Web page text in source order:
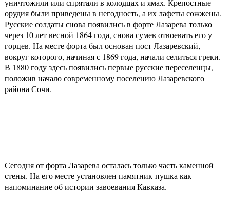
уничтожили или спрятали в колодцах и ямах. Крепостные
орудия были приведены в негодность, а их лафеты сожжены.
Русские солдаты снова появились в форте Лазарева только
через 10 лет весной 1864 года, снова сумев отвоевать его у
горцев. На месте форта был основан пост Лазаревский,
вокруг которого, начиная с 1869 года, начали селиться греки.
В 1880 году здесь появились первые русские переселенцы,
положив начало современному поселению Лазаревского
района Сочи.
Сегодня от форта Лазарева осталась только часть каменной
стены. На его месте установлен памятник-пушка как
напоминание об истории завоевания Кавказа.